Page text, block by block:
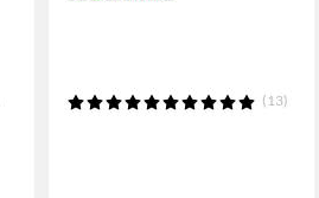
(13)